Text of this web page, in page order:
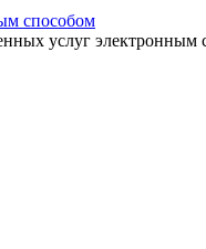
способом
услуг электронным